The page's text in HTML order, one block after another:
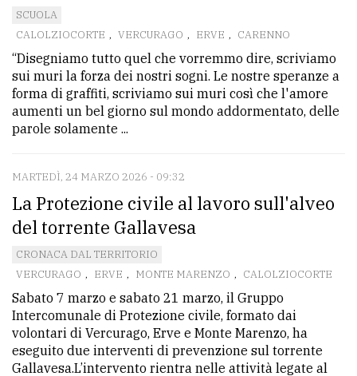
SCUOLA
CALOLZIOCORTE , VERCURAGO , ERVE , CARENNO
“Disegniamo tutto quel che vorremmo dire, scriviamo
sui muri la forza dei nostri sogni. Le nostre speranze a
forma di graffiti, scriviamo sui muri così che l'amore
aumenti un bel giorno sul mondo addormentato, delle
parole solamente ...
MARTEDÌ, 24 MARZO 2026 - 09:32
La Protezione civile al lavoro sull'alveo
del torrente Gallavesa
CRONACA DAL TERRITORIO
VERCURAGO , ERVE , MONTE MARENZO , CALOLZIOCORTE
Sabato 7 marzo e sabato 21 marzo, il Gruppo
Intercomunale di Protezione civile, formato dai
volontari di Vercurago, Erve e Monte Marenzo, ha
eseguito due interventi di prevenzione sul torrente
Gallavesa.L’intervento rientra nelle attività legate al